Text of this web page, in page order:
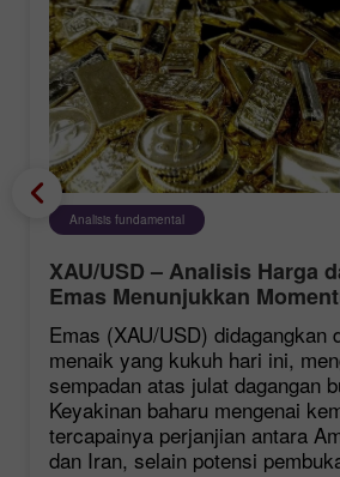
Analisis fundamental
XAU/USD – Analisis Harga
Emas Menunjukkan
yang Kukuh
Emas (XAU/USD) didagangkan
menaik yang kukuh hari ini,
sempadan atas julat dagangan
Keyakinan baharu mengenai
tercapainya perjanjian antara
dan Iran, selain potensi